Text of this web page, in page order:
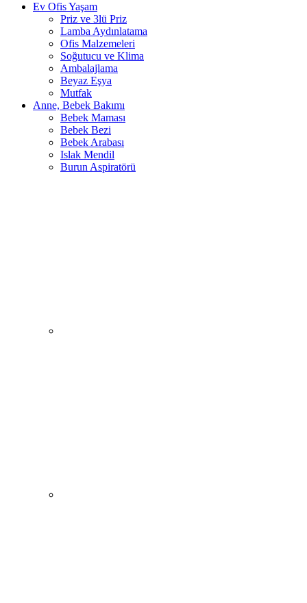
Ev Ofis Yaşam
Priz ve 3lü Priz
Lamba Aydınlatama
Ofis Malzemeleri
Soğutucu ve Klima
Ambalajlama
Beyaz Eşya
Mutfak
Anne, Bebek Bakımı
Bebek Maması
Bebek Bezi
Bebek Arabası
Islak Mendil
Burun Aspiratörü